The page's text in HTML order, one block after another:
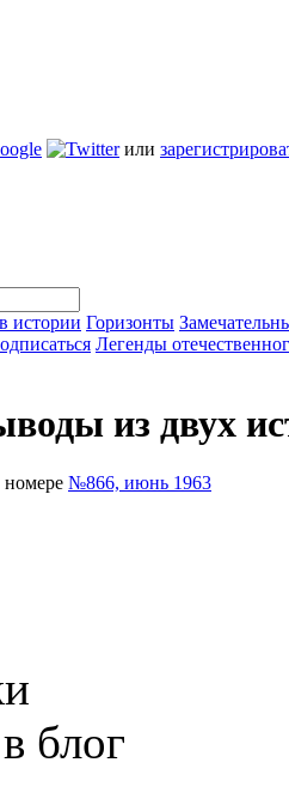
или
истории Горизонты
Легенды
из двух
номере №866, июнь 1963
блог